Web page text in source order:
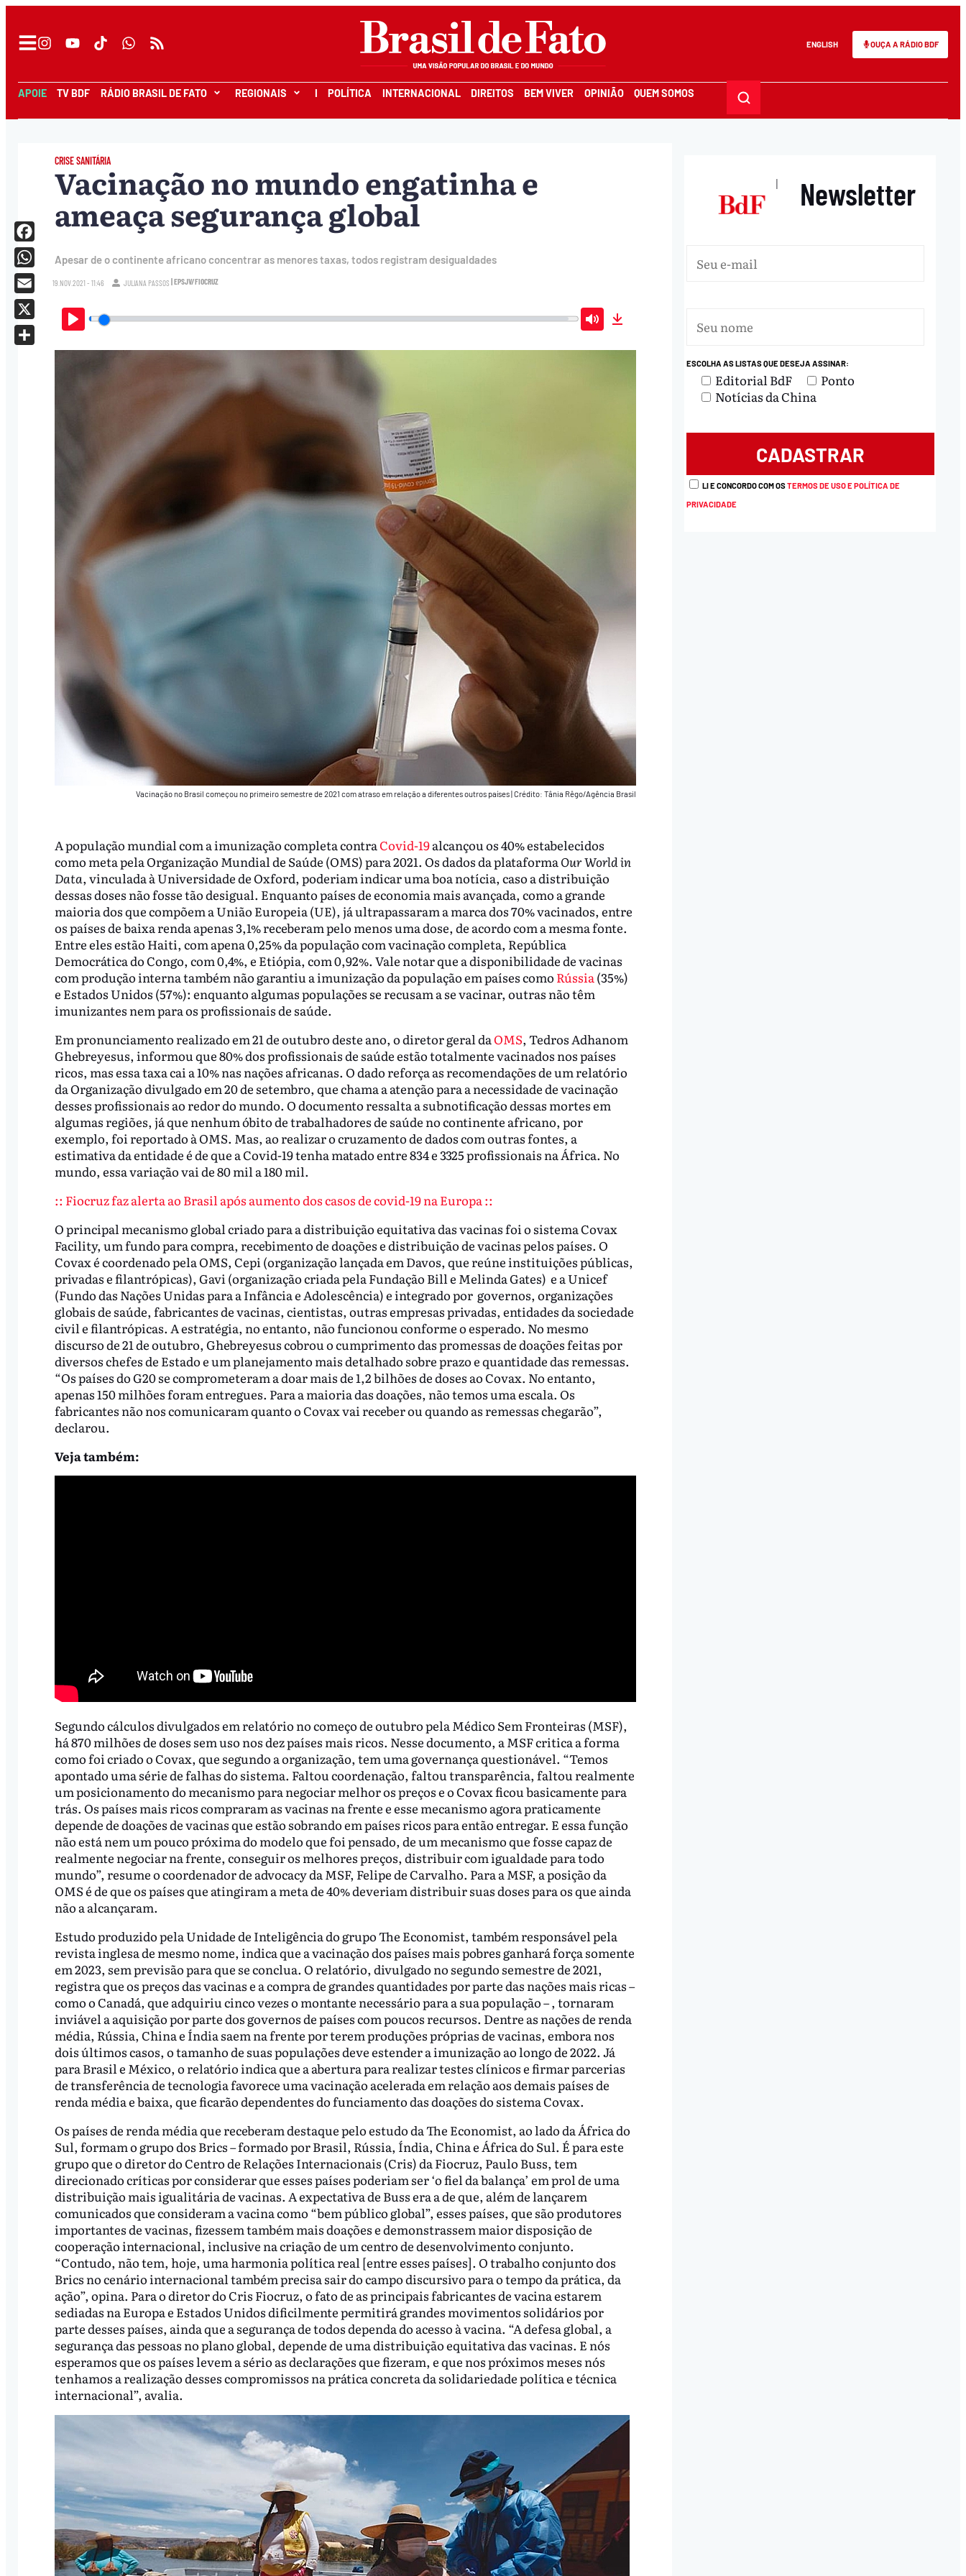
ENGLISH OUÇA A RÁDIO BDF
APOIE TV BDF RÁDIO BRASIL DE FATO REGIONAIS I POLÍTICA INTERNACIONAL DIREITOS BEM VIVER OPINIÃO QUEM SOMOS
CRISE SANITÁRIA
Vacinação no mundo engatinha e
ameaça segurança global
Apesar de o continente africano concentrar as menores taxas, todos registram desigualdades
19.NOV.2021 - 11:46 JULIANA PASSOS | EPSJV/FIOCRUZ
Play Mute
Vacinação no Brasil começou no primeiro semestre de 2021 com atraso em relação a diferentes outros países Crédito: Tânia Rêgo/Agência Brasil
A população mundial com a imunização completa contraCovid-19alcançou os 40% estabelecidos
como meta pela Organização Mundial de Saúde (OMS) para 2021. Os dados da plataformaOur World in
Data, vinculada à Universidade de Oxford, poderiam indicar uma boa notícia, caso a distribuição
dessas doses não fosse tão desigual. Enquanto países de economia mais avançada, como a grande
maioria dos que compõem a União Europeia (UE), já ultrapassaram a marca dos 70% vacinados, entre
os países de baixa renda apenas 3,1% receberam pelo menos uma dose, de acordo com a mesma fonte.
Entre eles estão Haiti, com apena 0,25% da população com vacinação completa, República
Democrática do Congo, com 0,4%, e Etiópia, com 0,92%. Vale notar que a disponibilidade de vacinas
com produção interna também não garantiu a imunização da população em países como Rússia(35%)
e Estados Unidos (57%): enquanto algumas populações se recusam a se vacinar, outras não têm
imunizantes nem para os profissionais de saúde.
Em pronunciamento realizado em 21 de outubro deste ano, o diretor geral daOMS, Tedros Adhanom
Ghebreyesus, informou que 80% dos profissionais de saúde estão totalmente vacinados nos países
ricos, mas essa taxa cai a 10% nas nações africanas. O dado reforça as recomendações de um relatório
da Organização divulgado em 20 de setembro, que chama a atenção para a necessidade de vacinação
desses profissionais ao redor do mundo. O documento ressalta a subnotificação dessas mortes em
algumas regiões, já que nenhum óbito de trabalhadores de saúde no continente africano, por
exemplo, foi reportado à OMS. Mas, ao realizar o cruzamento de dados com outras fontes, a
estimativa da entidade é de que a Covid-19 tenha matado entre 834 e 3325 profissionais na África. No
mundo, essa variação vai de 80 mil a 180 mil.
:: Fiocruz faz alerta ao Brasil após aumento dos casos de covid-19 na Europa ::
O principal mecanismo global criado para a distribuição equitativa das vacinas foi o sistema Covax
Facility, um fundo para compra, recebimento de doações e distribuição de vacinas pelos países. O
Covax é coordenado pela OMS, Cepi (organização lançada em Davos, que reúne instituições públicas,
privadas e filantrópicas), Gavi (organização criada pela Fundação Bill e Melinda Gates) e a Unicef
(Fundo das Nações Unidas para a Infância e Adolescência) e integrado por governos, organizações
globais de saúde, fabricantes de vacinas, cientistas, outras empresas privadas, entidades da sociedade
civil e filantrópicas. A estratégia, no entanto, não funcionou conforme o esperado. No mesmo
discurso de 21 de outubro, Ghebreyesus cobrou o cumprimento das promessas de doações feitas por
diversos chefes de Estado e um planejamento mais detalhado sobre prazo e quantidade das remessas.
“Os países do G20 se comprometeram a doar mais de 1,2 bilhões de doses ao Covax. No entanto,
apenas 150 milhões foram entregues. Para a maioria das doações, não temos uma escala. Os
fabricantes não nos comunicaram quanto o Covax vai receber ou quando as remessas chegarão”,
declarou.
Veja também:
Segundo cálculos divulgados em relatório no começo de outubro pela Médico Sem Fronteiras (MSF),
há 870 milhões de doses sem uso nos dez países mais ricos. Nesse documento, a MSF critica a forma
como foi criado o Covax, que segundo a organização, tem uma governança questionável. “Temos
apontado uma série de falhas do sistema. Faltou coordenação, faltou transparência, faltou realmente
um posicionamento do mecanismo para negociar melhor os preços e o Covax ficou basicamente para
trás. Os países mais ricos compraram as vacinas na frente e esse mecanismo agora praticamente
depende de doações de vacinas que estão sobrando em países ricos para então entregar. E essa função
não está nem um pouco próxima do modelo que foi pensado, de um mecanismo que fosse capaz de
realmente negociar na frente, conseguir os melhores preços, distribuir com igualdade para todo
mundo”, resume o coordenador de advocacy da MSF, Felipe de Carvalho. Para a MSF, a posição da
OMS é de que os países que atingiram a meta de 40% deveriam distribuir suas doses para os que ainda
não a alcançaram.
Estudo produzido pela Unidade de Inteligência do grupo The Economist, também responsável pela
revista inglesa de mesmo nome, indica que a vacinação dos países mais pobres ganhará força somente
em 2023, sem previsão para que se conclua. O relatório, divulgado no segundo semestre de 2021,
registra que os preços das vacinas e a compra de grandes quantidades por parte das nações mais ricas –
como o Canadá, que adquiriu cinco vezes o montante necessário para a sua população – , tornaram
inviável a aquisição por parte dos governos de países com poucos recursos. Dentre as nações de renda
média, Rússia, China e Índia saem na frente por terem produções próprias de vacinas, embora nos
dois últimos casos, o tamanho de suas populações deve estender a imunização ao longo de 2022. Já
para Brasil e México, o relatório indica que a abertura para realizar testes clínicos e firmar parcerias
de transferência de tecnologia favorece uma vacinação acelerada em relação aos demais países de
renda média e baixa, que ficarão dependentes do funciamento das doações do sistema Covax.
Os países de renda média que receberam destaque pelo estudo da The Economist, ao lado da África do
Sul, formam o grupo dos Brics – formado por Brasil, Rússia, Índia, China e África do Sul. É para este
grupo que o diretor do Centro de Relações Internacionais (Cris) da Fiocruz, Paulo Buss, tem
direcionado críticas por considerar que esses países poderiam ser ‘o fiel da balança’ em prol de uma
distribuição mais igualitária de vacinas. A expectativa de Buss era a de que, além de lançarem
comunicados que consideram a vacina como “bem público global”, esses países, que são produtores
importantes de vacinas, fizessem também mais doações e demonstrassem maior disposição de
cooperação internacional, inclusive na criação de um centro de desenvolvimento conjunto.
“Contudo, não tem, hoje, uma harmonia política real [entre esses países]. O trabalho conjunto dos
Brics no cenário internacional também precisa sair do campo discursivo para o tempo da prática, da
ação”, opina. Para o diretor do Cris Fiocruz, o fato de as principais fabricantes de vacina estarem
sediadas na Europa e Estados Unidos dificilmente permitirá grandes movimentos solidários por
parte desses países, ainda que a segurança de todos dependa do acesso à vacina. “A defesa global, a
segurança das pessoas no plano global, depende de uma distribuição equitativa das vacinas. E nós
esperamos que os países levem a sério as declarações que fizeram, e que nos próximos meses nós
tenhamos a realização desses compromissos na prática concreta da solidariedade política e técnica
internacional”, avalia.
Facebook
WhatsApp
Email
X
| Newsletter
ESCOLHA AS LISTAS QUE DESEJA ASSINAR:
Editorial BdF
Ponto
Notícias da China
LI E CONCORDO COM OSTERMOS DE USO E POLÍTICA DE
PRIVACIDADE